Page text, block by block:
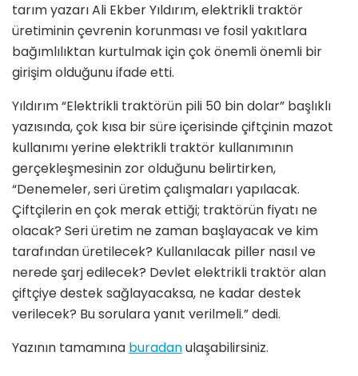
tarım yazarı Ali Ekber Yıldırım, elektrikli traktör
üretiminin çevrenin korunması ve fosil yakıtlara
bağımlılıktan kurtulmak için çok önemli önemli bir
girişim olduğunu ifade etti.
Yıldırım “Elektrikli traktörün pili 50 bin dolar” başlıklı
yazısında, çok kısa bir süre içerisinde çiftçinin mazot
kullanımı yerine elektrikli traktör kullanımının
gerçekleşmesinin zor olduğunu belirtirken,
“Denemeler, seri üretim çalışmaları yapılacak.
Çiftçilerin en çok merak ettiği; traktörün fiyatı ne
olacak? Seri üretim ne zaman başlayacak ve kim
tarafından üretilecek? Kullanılacak piller nasıl ve
nerede şarj edilecek? Devlet elektrikli traktör alan
çiftçiye destek sağlayacaksa, ne kadar destek
verilecek? Bu sorulara yanıt verilmeli.” dedi.
Yazının tamamına buradanulaşabilirsiniz.